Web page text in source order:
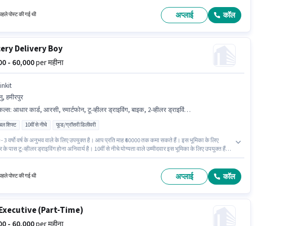
अनिवार्य है।
पोस्ट की गई थी अप्लाई कॉल
Delivery Boy
- 60,000per महीना
हमीरपुर
: आधार कार्ड, आरसी, स्मार्टफोन, टू-व्हीलर ड्राइविंग, बाइक, 2-व्हीलर ड्राइविंग लाइसेंस, साइकिल, PAN कार्ड, बैंक अकाउंट
शिफ्ट 10वीं से नीचे फूड/ग्रॉसरी डिलीवरी
3 वर्षो वर्ष के अनुभव वाले के लिए उपयुक्त है। आप प्रति माह ₹60000 तक कमा सकते हैं। इस भूमिका के लिए
के पास टू-व्हीलर ड्राइविंग होना अनिवार्य है। 10वीं से नीचे योग्यता वाले उम्मीदवार इस भूमिका के लिए उपयुक्त हैं।
पोस्ट की गई थी अप्लाई कॉल
(Part-Time)